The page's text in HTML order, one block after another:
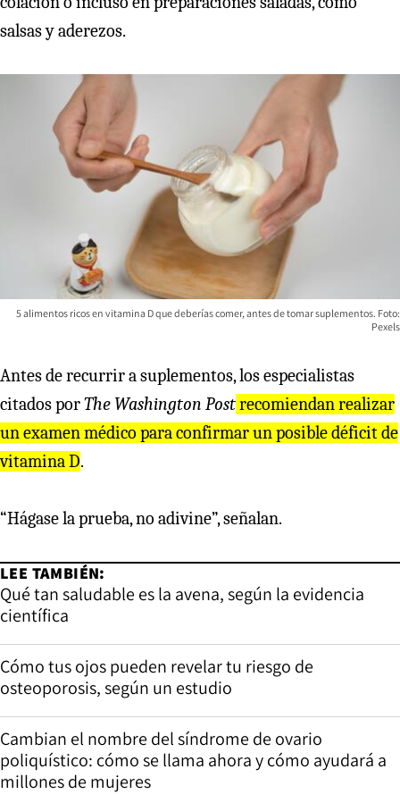
salsas y aderezos.
5 alimentos ricos en vitamina D que deberías comer, antes de tomar suplementos. Foto:
Pexels
Antes de recurrir a suplementos, los especialistas
citados porThe Washington Postrecomiendan realizar
un examen médico para confirmar un posible déficit de
vitamina D.
“Hágase la prueba, no adivine”, señalan.
LEE TAMBIÉN:
Qué tan saludable es la avena, según la evidencia
científica
Cómo tus ojos pueden revelar tu riesgo de
osteoporosis, según un estudio
Cambian el nombre del síndrome de ovario
poliquístico: cómo se llama ahora y cómo ayudará a
millones de mujeres